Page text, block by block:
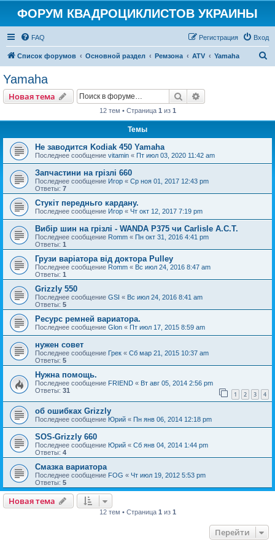
ФОРУМ КВАДРОЦИКЛИСТОВ УКРАИНЫ
FAQ Вход
Регистрация
Список форумов Основной раздел Ремзона ATV Yamaha
Yamaha
Новая тема Поиск
12 тем • Страница 1 из 1
Темы
Не заводится Kodiak 450 Yamaha
Последнее сообщение vitamin « Пт июл 03, 2020 11:42 am
Запчастини на грізлі 660
Последнее сообщение Игор « Ср ноя 01, 2017 12:43 pm
Ответы: 7
Стукіт передньго кардану.
Последнее сообщение Игор « Чт окт 12, 2017 7:19 pm
Вибір шин на грізлі - WANDA P375 чи Carlisle A.C.T.
Последнее сообщение Romm « Пн окт 31, 2016 4:41 pm
Ответы: 1
Грузи варіатора від доктора Pulley
Последнее сообщение Romm « Вс июл 24, 2016 8:47 am
Ответы: 1
Grizzly 550
Последнее сообщение GSI « Вс июл 24, 2016 8:41 am
Ответы: 5
Ресурс ремней вариатора.
Последнее сообщение Glon « Пт июл 17, 2015 8:59 am
нужен совет
Последнее сообщение Грек « Сб мар 21, 2015 10:37 am
Ответы: 5
Нужна помощь.
Последнее сообщение FRIEND « Вт авг 05, 2014 2:56 pm
Ответы: 31 1 2 3 4
об ошибках Grizzly
Последнее сообщение Юрий « Пн янв 06, 2014 12:18 pm
SOS-Grizzly 660
Последнее сообщение Юрий « Сб янв 04, 2014 1:44 pm
Ответы: 4
Смазка вариатора
Последнее сообщение FOG « Чт июл 19, 2012 5:53 pm
Ответы: 5
Новая тема
12 тем • Страница 1 из 1
Перейти